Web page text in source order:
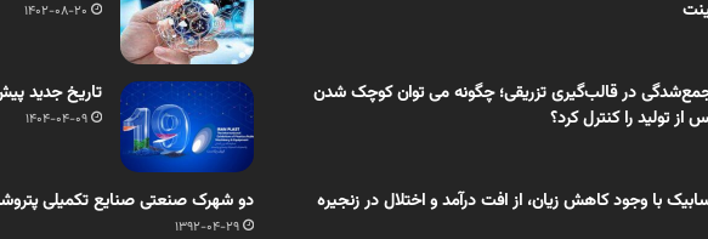
در قالب‌گیری تزریقی؛ چگونه می توان کوچک شدن
تولید را کنترل کرد؟
با وجود کاهش زیان، از افت درآمد و اختلال در زنجیره
1402-08-20
تاریخ جدید
1404-04-09
دو شهرک صنعتی صنایع تکمیلی
1392-04-29